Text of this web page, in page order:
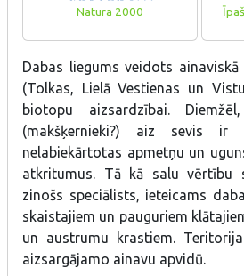
Natura 2000
Dabas liegums veidots
(Tolkas, Lielā Vestienas un
biotopu aizsardzībai.
(makšķernieki?) aiz sevis
nelabiekārtotas apmetņu un
atkritumus. Tā kā salu vērtību
zinošs speciālists, ieteicams
skaistajiem un pauguriem
un austrumu krastiem.
aizsargājamo ainavu apvidū.